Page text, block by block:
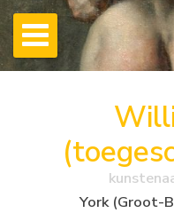
York (Groot-